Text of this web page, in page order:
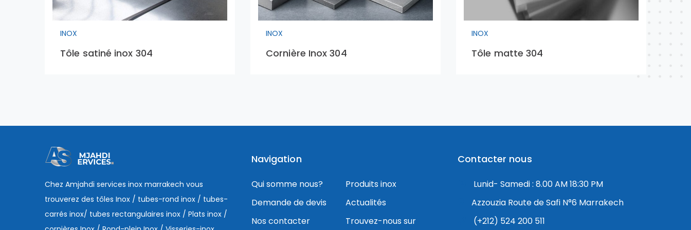
INOX
Tôle satiné inox 304
INOX
Cornière Inox 304
INOX
Tôle matte 304
Chez Amjahdi services inox marrakech vous
trouverez des tôles Inox / tubes-rond inox / tubes-
carrés inox/ tubes rectangulaires inox / Plats inox /
Navigation
Qui somme nous?
Produits inox
Demande de devis
Actualités
Nos contacter
Trouvez-nous sur
Contacter nous
Lunid- Samedi : 8.00 AM 18:30 PM
Azzouzia Route de Safi N°6 Marrakech
(+212) 524 200 511